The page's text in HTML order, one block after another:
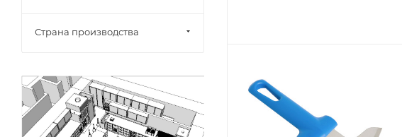
Страна производства